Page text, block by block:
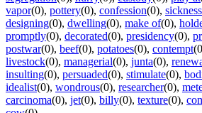
vapor(0), pottery(0), confession(0), sickness
designing(0), dwelling(0), make of(0),
promptly(0), decorated(0), presidency(0),
postwar(0), beef(0), potatoes(0), contempt
livestock(0), managerial(0), junta(0),
insulting(0), persuaded(0), stimulate(0),
idealist(0), wondrous(0), researcher(0),
carcinoma(0), jet(0), billy(0), texture(0),